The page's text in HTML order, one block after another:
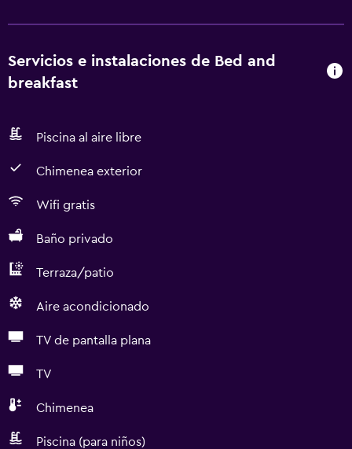
Servicios e instalaciones de Bed and
breakfast
Piscina al aire libre
Chimenea exterior
Wifi gratis
Baño privado
Terraza/patio
Aire acondicionado
TV de pantalla plana
TV
Chimenea
Piscina (para niños)